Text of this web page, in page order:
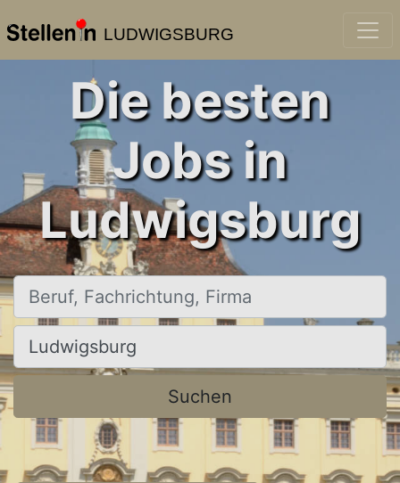
LUDWIGSBURG
Die besten
Jobs in
Ludwigsburg
Beruf, Fachrichtung, Firma
Ort, Stadt
Suchen